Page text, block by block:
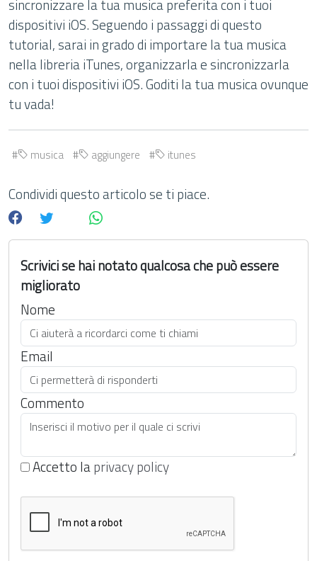
sincronizzare la tua musica preferita con i tuoi
dispositivi iOS. Seguendo i passaggi di questo
tutorial, sarai in grado di importare la tua musica
nella libreria iTunes, organizzarla e sincronizzarla
con i tuoi dispositivi iOS. Goditi la tua musica ovunque
tu vada!
musica aggiungere itunes
Condividi questo articolo se ti piace.
Scrivici se hai notato qualcosa che può essere
migliorato
Nome
Email
Commento
Accetto laprivacy policy